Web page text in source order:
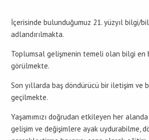
İçerisinde bulunduğumuz 21. yüzyıl bilgi/
adlandırılmakta.
Toplumsal gelişmenin temeli olan bilgi en
görülmekte.
Son yıllarda baş döndürücü bir iletişim ve
geçilmekte.
Yaşamımızı doğrudan etkileyen her
gelişim ve değişimlere ayak uydurabilme,